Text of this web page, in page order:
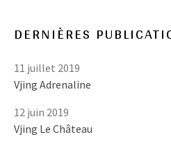
DERNIÈRES
Vjing Adrenaline
11 juillet 2019
Vjing Le Château
12 juin 2019